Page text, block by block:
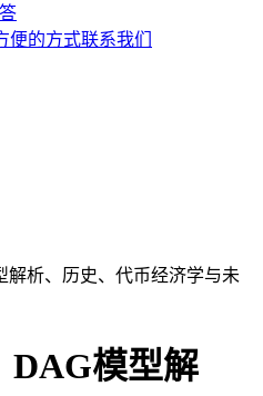
便的方式联系我们
解析、历史、代币经济学与未
DAG模型解